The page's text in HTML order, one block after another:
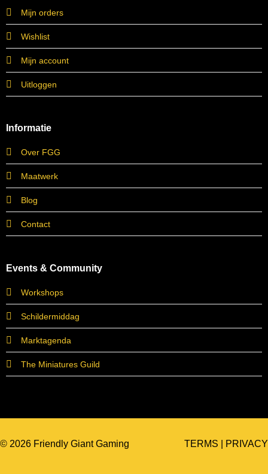
Mijn orders
Wishlist
Mijn account
Uitloggen
Informatie
Over FGG
Maatwerk
Blog
Contact
Events & Community
Workshops
Schildermiddag
Marktagenda
The Miniatures Guild
© 2026 Friendly Giant Gaming TERMS PRIVACY